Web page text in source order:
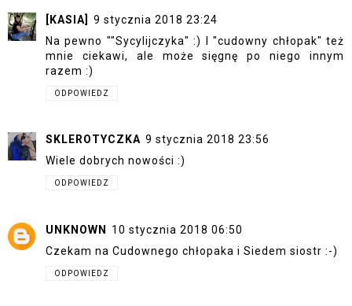
[KASIA]
9 stycznia 2018 23:24
Na pewno ""Sycylijczyka" :) I "cudowny chłopak" też
mnie ciekawi, ale może sięgnę po niego innym
razem :)
ODPOWIEDZ
SKLEROTYCZKA 9 stycznia 2018 23:56
Wiele dobrych nowości :)
ODPOWIEDZ
UNKNOWN 10 stycznia 2018 06:50
Czekam na Cudownego chłopaka i Siedem siostr :-)
ODPOWIEDZ